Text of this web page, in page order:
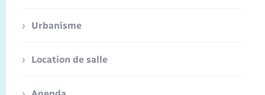
Urbanisme
Location de salle